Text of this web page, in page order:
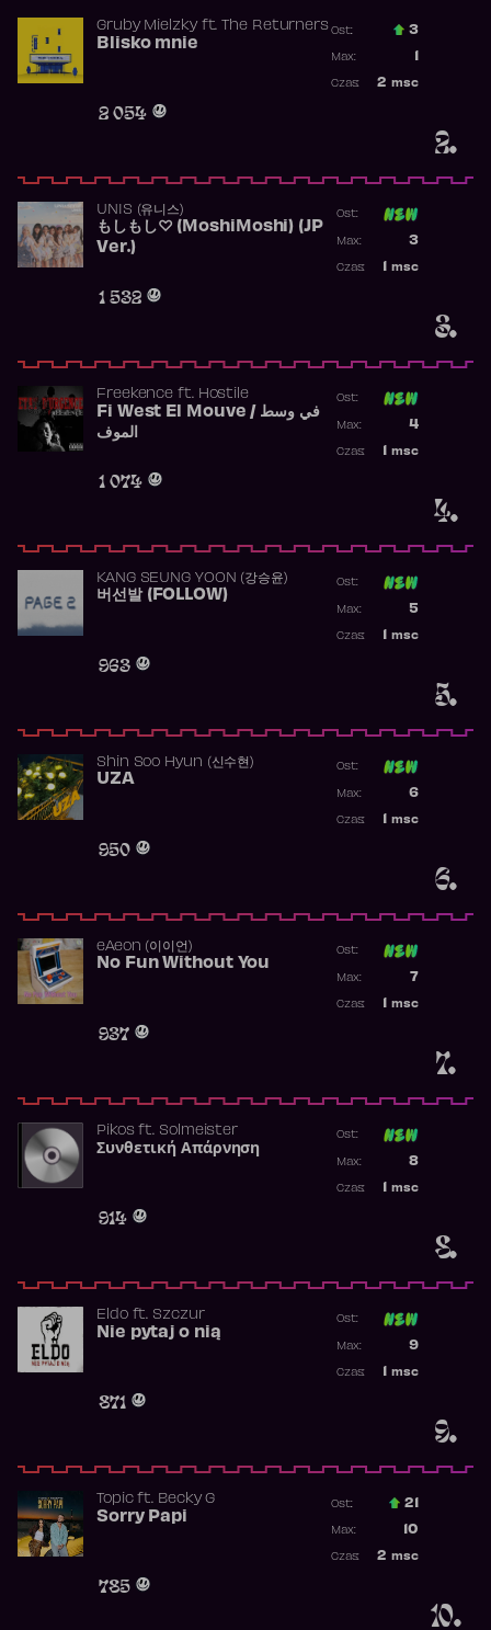
2.
Gruby Mielzkyft. The Returners
Blisko mnie
2 054
Ost.: 3
Max:
2 msc
Czas:
3.
UNIS (유니스)
もしもし♡ (MoshiMoshi) (JP
Ver.)
1 532
Ost:
3
Max:
msc
Czas:
4.
Freekence ft. Hostile
Fi West El Mouve / في وسط
الموف
1 074
Ost:
4
Max:
msc
Czas:
5.
KANG SEUNG YOON (강승윤)
버선발 (FOLLOW)
963
Ost:
5
Max:
msc
Czas:
6.
Shin Soo Hyun (신수현)
UZA
950
Ost:
6
Max:
msc
Czas:
7.
​eAeon (이이언)
No Fun Without You
937
Ost:
7
Max:
msc
Czas:
8.
Pikosft. Solmeister
Συνθετική Απάρνηση
914
Ost:
8
Max:
msc
Czas:
9.
Eldoft. Szczur
Nie pytaj o nią
871
Ost:
9
Max:
msc
Czas:
10.
Topicft. Becky G
Sorry Papi
785
Ost.: 21
10
Max:
2 msc
Czas: